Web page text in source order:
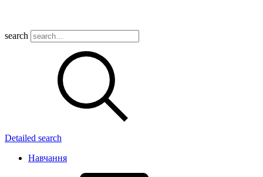
search
Detailed search
Навчання